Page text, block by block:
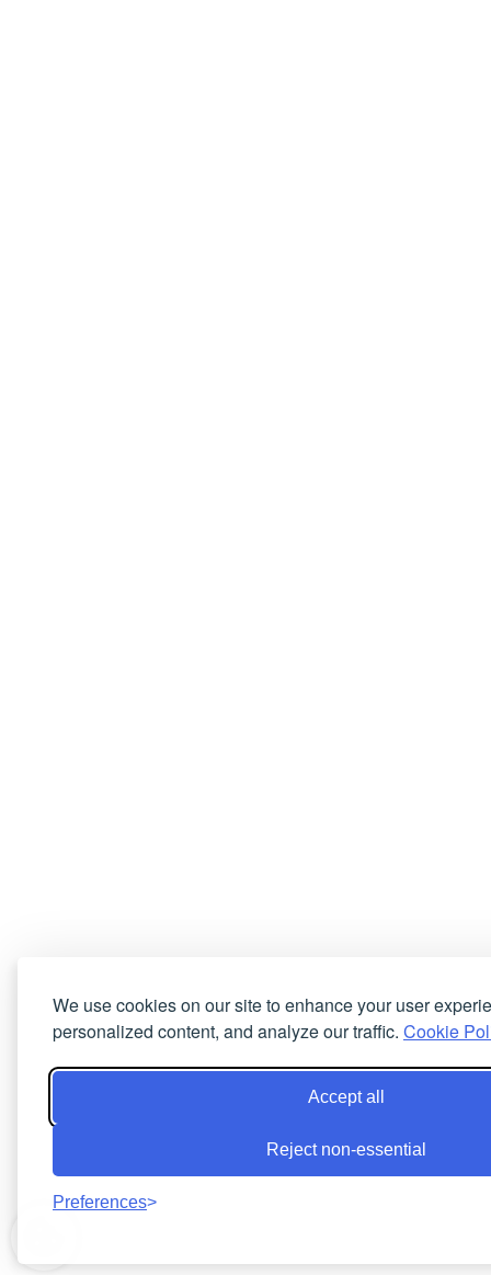
We use cookies on our site to enhance your user
personalized content, and analyze our traffic. Cookie
Accept all
Reject non-essential
Preferences